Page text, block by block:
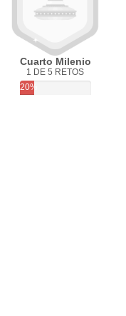
Cuarto Milenio
1 DE 5 RETOS
20%